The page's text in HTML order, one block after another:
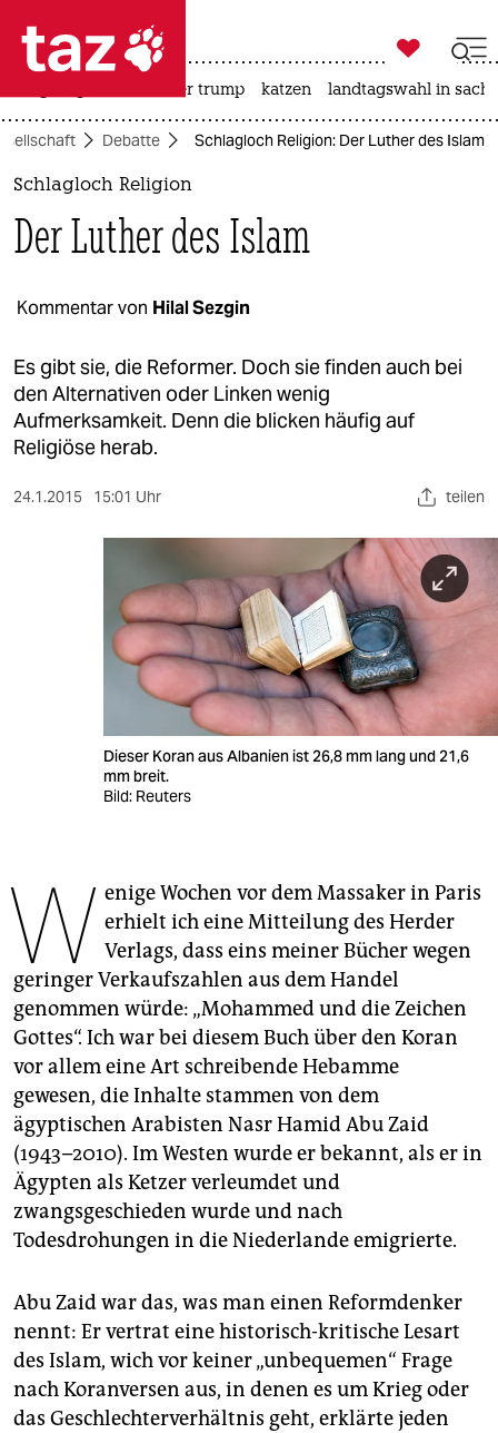
 taz zahl ich
taz zahl ich
themen
politik
öko
gesellschaft
kultur
sport
berlin
veranstaltungen
abo
genossenschaft
epaper login

taz zahl ich
usa unter trump katzen landtagswahl in
Debatte Schlagloch Religion: Der Luther des Islam
Schlagloch Religion
Der Luther des Islam
Kommentar von Hilal Sezgin
Es gibt sie, die Reformer. Doch sie finden auch bei
den Alternativen oder Linken wenig
Aufmerksamkeit. Denn die blicken häufig auf
Religiöse herab.
24.1.2015 15:01 Uhr teilen
Dieser Koran aus Albanien ist 26,8 mm lang und 21,6
mm breit.
Bild: Reuters
W enige Wochen vor dem Massaker in Paris
erhielt ich eine Mitteilung des Herder
Verlags, dass eins meiner Bücher wegen
geringer Verkaufszahlen aus dem Handel
genommen würde: „Mohammed und die Zeichen
Gottes“. Ich war bei diesem Buch über den Koran
vor allem eine Art schreibende Hebamme
gewesen, die Inhalte stammen von dem
ägyptischen Arabisten Nasr Hamid Abu Zaid
(1943–2010). Im Westen wurde er bekannt, als er in
Ägypten als Ketzer verleumdet und
zwangsgeschieden wurde und nach
Todesdrohungen in die Niederlande emigrierte.
Abu Zaid war das, was man einen Reformdenker
nennt: Er vertrat eine historisch-kritische Lesart
des Islam, wich vor keiner „unbequemen“ Frage
nach Koranversen aus, in denen es um Krieg oder
das Geschlechterverhältnis geht, erklärte jeden